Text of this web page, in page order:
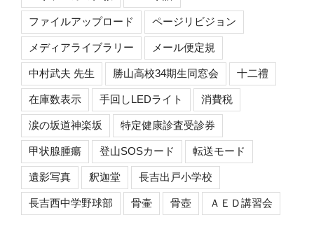
ファイルアップロード ページリビジョン
メディアライブラリー メール便定規
中村武夫 先生 勝山高校34期生同窓会 十二禮
在庫数表示 手回しLEDライト 消費税
涙の坂道神楽坂 特定健康診査受診券
甲状腺腫瘍 登山SOSカード 転送モード
遺影写真 釈迦堂 長吉出戸小学校
長吉西中学野球部 骨壷 骨壺 ＡＥＤ講習会